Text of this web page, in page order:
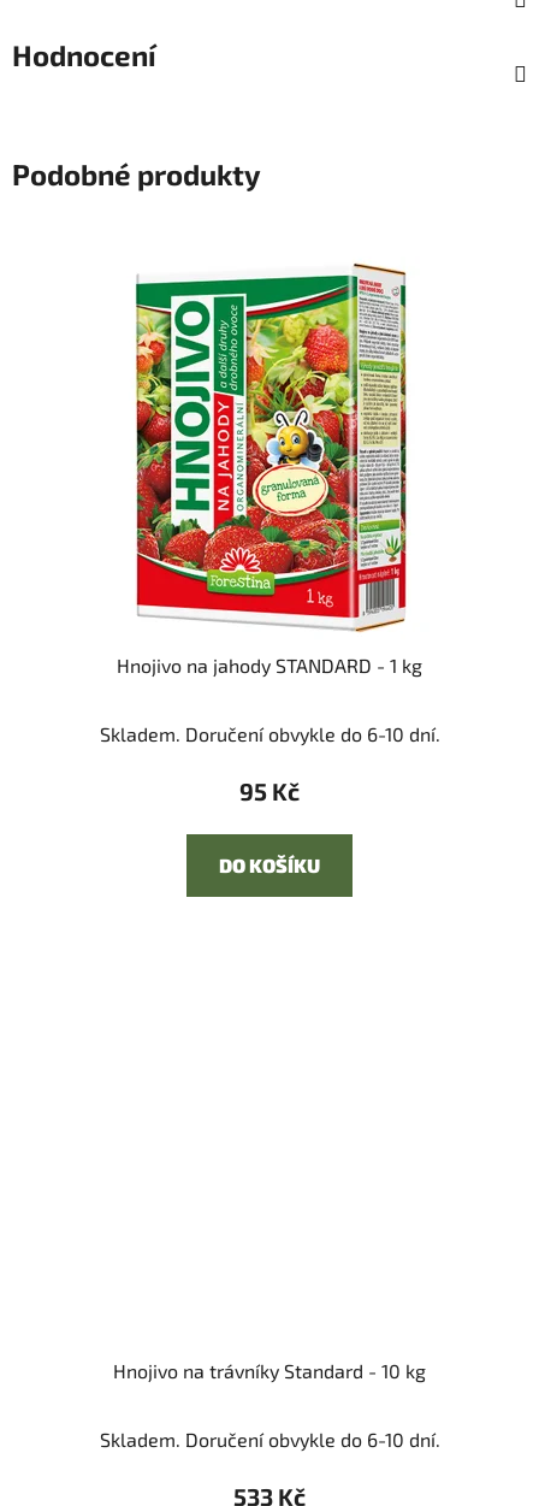
Hodnocení
Podobné produkty
Hnojivo na jahody STANDARD - 1 kg
Skladem. Doručení obvykle do 6-10 dní.
95 Kč
DO KOŠÍKU
Hnojivo na trávníky Standard - 10 kg
Skladem. Doručení obvykle do 6-10 dní.
533 Kč